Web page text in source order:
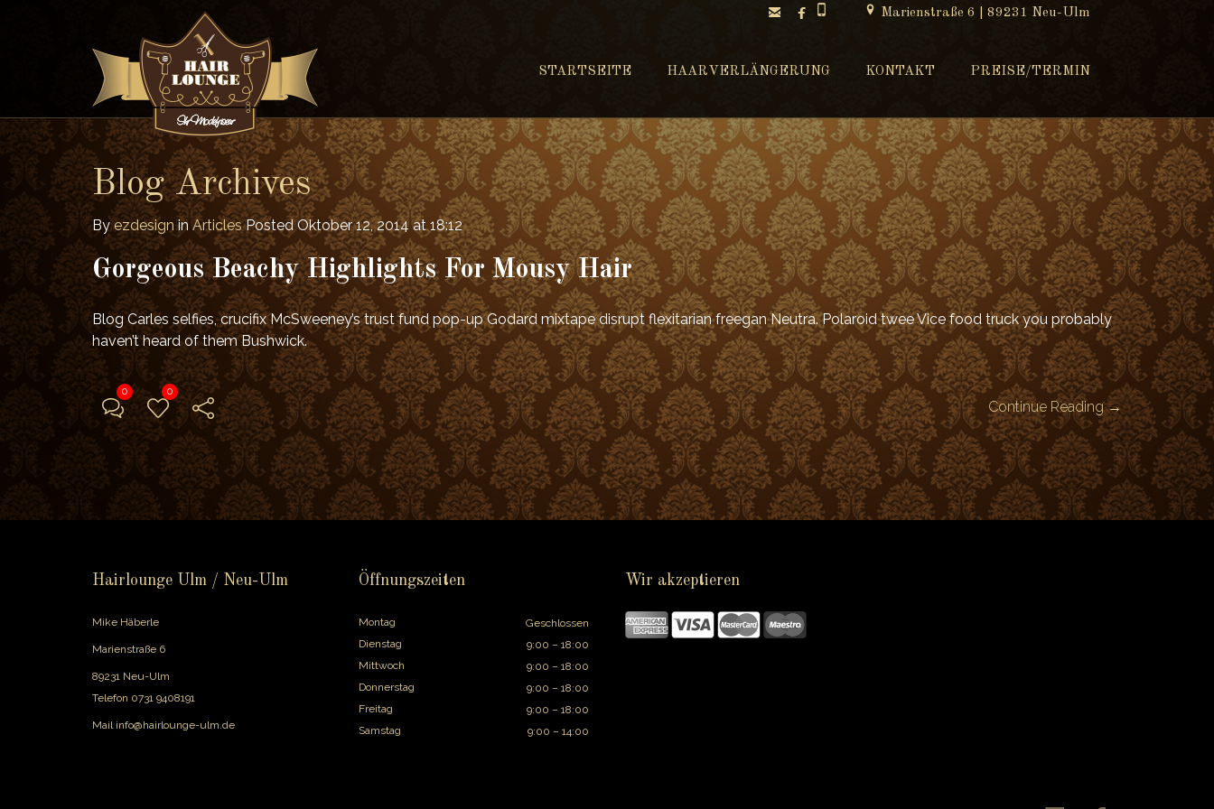
Marienstraße 6 | 89231 Neu-Ulm
 
STARTSEITE HAARVERLÄNGERUNG KONTAKT PREISE/TERMIN
Blog Archives
By ezdesign in Articles Posted Oktober 12, 2014 at 18:12
Gorgeous Beachy Highlights For Mousy Hair
Blog Carles selfies, crucifix McSweeney’s trust fund pop-up Godard mixtape disrupt flexitarian freegan Neutra. Polaroid twee Vice food truck you probably
haven’t heard of them Bushwick.
0 0
Continue Reading →
Hairlounge Ulm / Neu-Ulm
Mike Häberle
Marienstraße 6
89231 Neu-Ulm
Telefon 0731 9408191
Mail info@hairlounge-ulm.de
Öffnungszeiten
Montag
Geschlossen
Dienstag
9:00 – 18:00
Mittwoch
9:00 – 18:00
Donnerstag
9:00 – 18:00
Freitag
9:00 – 18:00
Samstag
9:00 – 14:00
Wir akzeptieren